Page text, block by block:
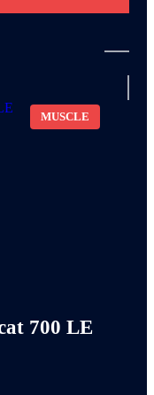
MUSCLE
700 LE